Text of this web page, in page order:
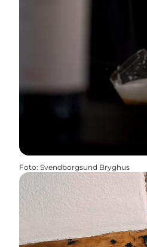
Foto: Svendborgsund Bryghus